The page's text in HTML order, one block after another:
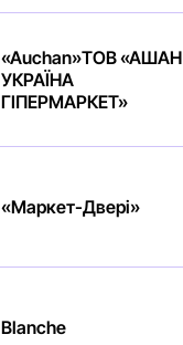
«Auchan»ТОВ «АШАН
УКРАЇНА
ГІПЕРМАРКЕТ»
«Маркет-Двері»
Blanche